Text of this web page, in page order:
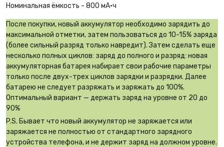
Номинальная ёмкость - 800 мА·ч
После покупки, новый аккумулятор необходимо зарядить до
максимальной отметки, затем пользоваться до 10-15% заряда
(более сильный разряд только навредит). Затем сделать еще
несколько полных циклов: заряд до полного и разряд: новая
аккумуляторная батарея набирает свои рабочие параметры
только после двух-трех циклов зарядки и разрядки. Далее
батарею не следует разряжать и заряжать до 100%.
Оптимальный вариант — держать заряд на уровне от 20 до
90%
P.S. Бывает что новый аккумулятор не заряжается или
заряжается не полностью от стандартного зарядного
устройства телефона, и не держит заряд на должном уровне.